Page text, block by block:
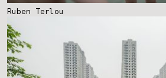
Ruben Terlou